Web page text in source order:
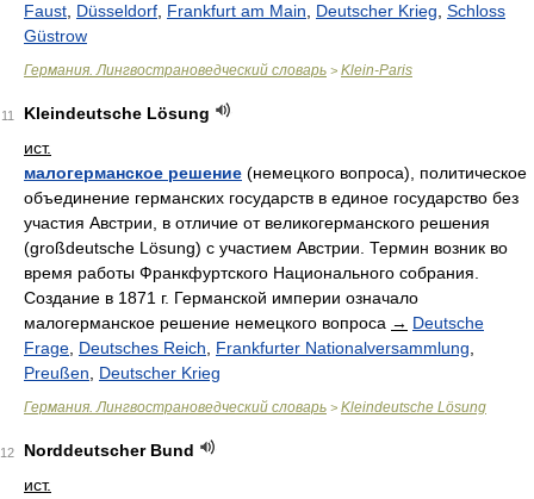
Faust Düsseldorf Frankfurt am Main Deutscher Krieg Schloss
Güstrow
Германия. Лингвострановедческий словарь > Klein-Paris
11
Kleindeutsche Lösung
ист.
малогерманское решение (немецкого вопроса), политическое
объединение германских государств в единое государство без
участия Австрии, в отличие от великогерманского решения
(großdeutsche Lösung) c участием Австрии. Термин возник во
время работы Франкфуртского Национального собрания.
Создание в 1871 г. Германской империи означало
малогерманское решение немецкого вопроса → Deutsche
Frage Deutsches Reich Frankfurter Nationalversammlung
Preußen
Deutscher Krieg
Германия. Лингвострановедческий словарь > Kleindeutsche Lösung
12
Norddeutscher Bund
ист.